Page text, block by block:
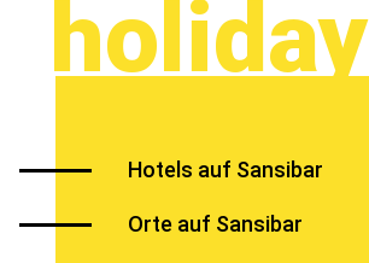
holiday
Hotels auf Sansibar
Orte auf Sansibar